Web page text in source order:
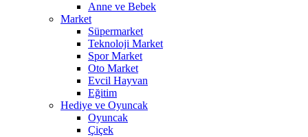
Anne ve Bebek
Market
Süpermarket
Teknoloji Market
Spor Market
Oto Market
Evcil Hayvan
Eğitim
Hediye ve Oyuncak
Oyuncak
Çiçek